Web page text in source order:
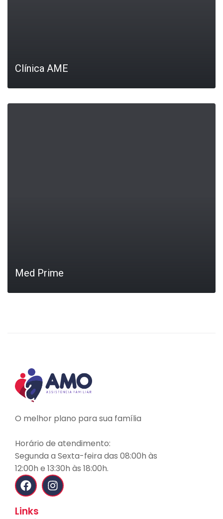
Clínica AME
Med Prime
O melhor plano para sua família
Horário de atendimento:
Segunda a Sexta-feira das 08:00h às
12:00h e 13:30h às 18:00h.
Links